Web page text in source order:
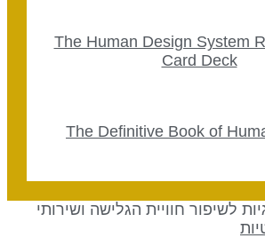
The Human Design System
Card Deck
The Definitive Book of
לשיפור חוויית הגלישה ושירותי